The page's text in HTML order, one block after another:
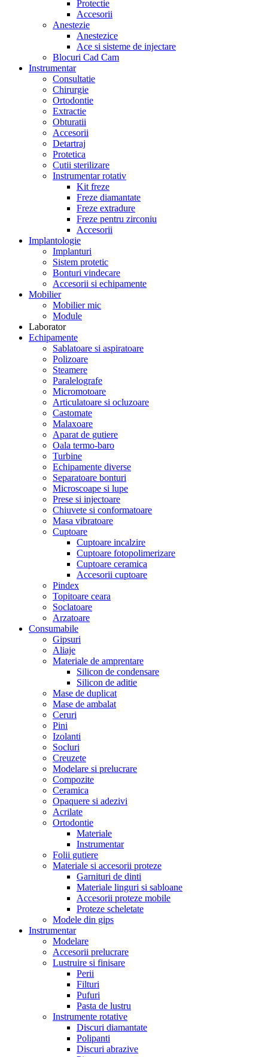
Protectie
Accesorii
Anestezie
Anestezice
Ace si sisteme de injectare
Blocuri Cad Cam
Instrumentar
Consultatie
Chirurgie
Ortodontie
Extractie
Obturatii
Accesorii
Detartraj
Protetica
Cutii sterilizare
Instrumentar rotativ
Kit freze
Freze diamantate
Freze extradure
Freze pentru zirconiu
Accesorii
Implantologie
Implanturi
Sistem protetic
Bonturi vindecare
Accesorii si echipamente
Mobilier
Mobilier mic
Module
Laborator
Echipamente
Sablatoare si aspiratoare
Polizoare
Steamere
Paralelografe
Micromotoare
Articulatoare si ocluzoare
Castomate
Malaxoare
Aparat de gutiere
Oala termo-baro
Turbine
Echipamente diverse
Separatoare bonturi
Microscoape si lupe
Prese si injectoare
Chiuvete si conformatoare
Masa vibratoare
Cuptoare
Cuptoare incalzire
Cuptoare fotopolimerizare
Cuptoare ceramica
Accesorii cuptoare
Pindex
Topitoare ceara
Soclatoare
Arzatoare
Consumabile
Gipsuri
Aliaje
Materiale de amprentare
Silicon de condensare
Silicon de aditie
Mase de duplicat
Mase de ambalat
Ceruri
Pini
Izolanti
Socluri
Creuzete
Modelare si prelucrare
Compozite
Ceramica
Opaquere si adezivi
Acrilate
Ortodontie
Materiale
Instrumentar
Folii gutiere
Materiale si accesorii proteze
Garnituri de dinti
Materiale linguri si sabloane
Accesorii proteze mobile
Proteze scheletate
Modele din gips
Instrumentar
Modelare
Accesorii prelucrare
Lustruire si finisare
Perii
Filturi
Pufuri
Pasta de lustru
Instrumente rotative
Discuri diamantate
Polipanti
Discuri abrazive